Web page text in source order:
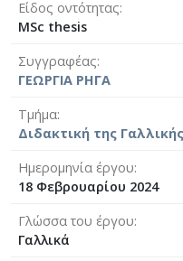
Είδος οντότητας
MSc thesis
Συγγραφέας
ΓΕΩΡΓΙΑ ΡΗΓΑ
Τμήμα
Διδακτική της
Ημερομηνία έργου
18 Φεβρουαρίου 2024
Γλώσσα του έργου
Γαλλικά